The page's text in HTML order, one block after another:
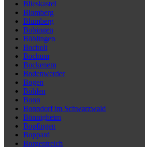
Blieskastel
Blomberg
Blumberg
Bobingen
Böblingen
Bocholt
Bochum
Bockenem
Bodenwerder
Bogen
Böhlen
Bonn
Bonndorf im Schwarzwald
Bönnigheim
Bopfingen
Boppard
Borgentreich